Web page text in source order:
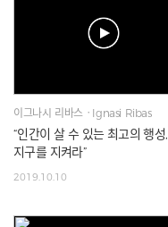
이그나시 리바스ㆍIgnasi Ribas
“인간이 살 수 있는 최고의 행성,
지구를 지켜라”
2019.10.10